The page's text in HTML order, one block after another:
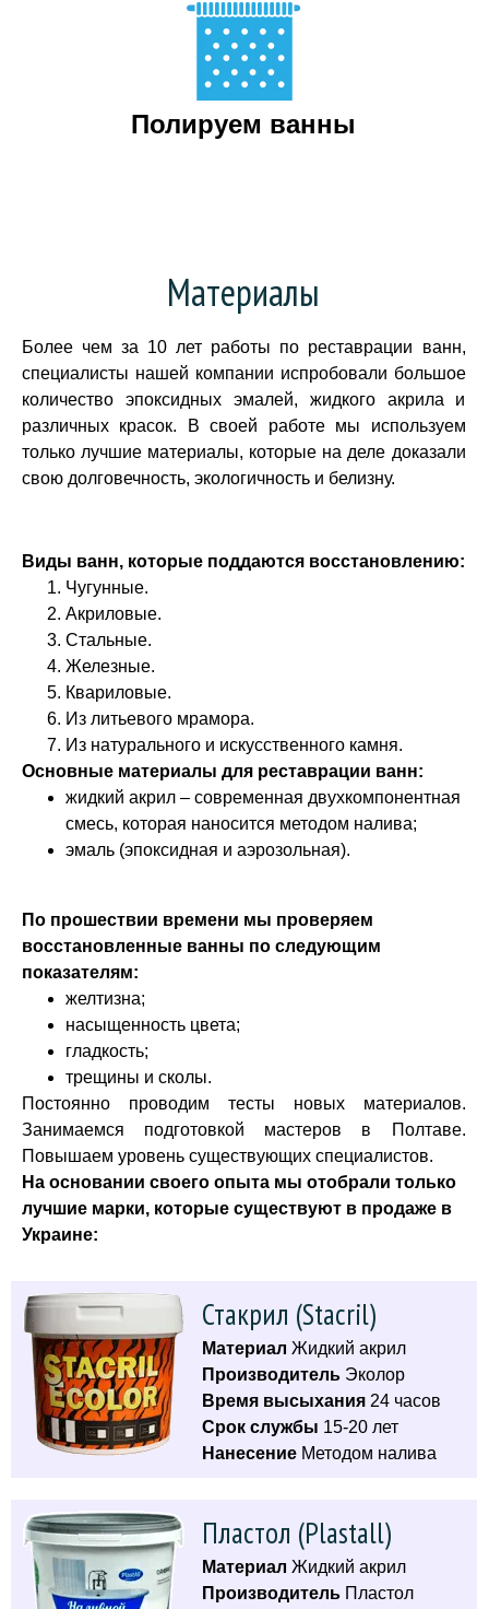
Полируем ванны
Материалы
Более чем за 10 лет работы по реставрации ванн,
специалисты нашей компании испробовали большое
количество эпоксидных эмалей, жидкого акрила и
различных красок. В своей работе мы используем
только лучшие материалы, которые на деле доказали
свою долговечность, экологичность и белизну.
Виды ванн, которые поддаются восстановлению:
Чугунные.
Акриловые.
Стальные.
Железные.
Квариловые.
Из литьевого мрамора.
Из натурального и искусственного камня.
Основные материалы для реставрации ванн:
жидкий акрил – современная двухкомпонентная
смесь, которая наносится методом налива;
эмаль (эпоксидная и аэрозольная).
По прошествии времени мы проверяем
восстановленные ванны по следующим
показателям:
желтизна;
насыщенность цвета;
гладкость;
трещины и сколы.
Постоянно проводим тесты новых материалов.
Занимаемся подготовкой мастеров в Полтаве.
Повышаем уровень существующих специалистов.
На основании своего опыта мы отобрали только
лучшие марки, которые существуют в продаже в
Украине:
Стакрил (Stacril)
Материал Жидкий акрил
Производитель Эколор
Время высыхания 24 часов
Срок службы 15-20 лет
Нанесение Методом налива
Пластол (Plastall)
Материал Жидкий акрил
Производитель Пластол